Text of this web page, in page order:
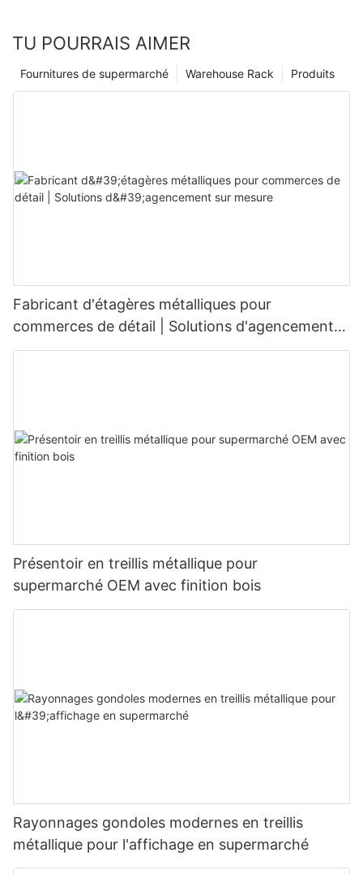
TU POURRAIS AIMER
Produits
Warehouse Rack
Fournitures de supermarché
Fabricant d'étagères métalliques pour
commerces de détail | Solutions d'agencement
sur mesure
Présentoir en treillis métallique pour
supermarché OEM avec finition bois
Rayonnages gondoles modernes en treillis
métallique pour l'affichage en supermarché